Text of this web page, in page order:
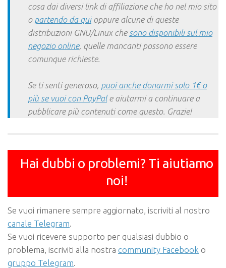
cosa dai diversi link di affiliazione che ho nel mio sito
o partendo da quioppure alcune di queste
distribuzioni GNU/Linux che sono disponibili sul mio
negozio online, quelle mancanti possono essere
comunque richieste.
Se ti senti generoso, puoi anche donarmi solo 1€ o
più se vuoi con PayPale aiutarmi a continuare a
pubblicare più contenuti come questo. Grazie!
Hai dubbi o problemi? Ti aiutiamo
noi!
Se vuoi rimanere sempre aggiornato, iscriviti al nostro
canale Telegram.
Se vuoi ricevere supporto per qualsiasi dubbio o
problema, iscriviti alla nostra community Facebook o
gruppo Telegram.